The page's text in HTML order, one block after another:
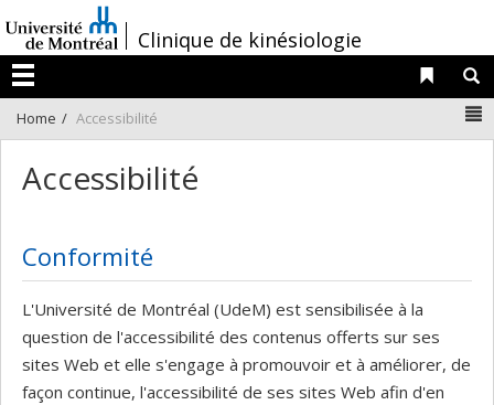
au
contenu
/
Clinique de kinésiologie
Menu
Liens
Home Accessibilité
Accessibilité
Conformité
L'Université de Montréal (UdeM) est sensibilisée à la
question de l'accessibilité des contenus offerts sur ses
sites Web et elle s'engage à promouvoir et à améliorer, de
façon continue, l'accessibilité de ses sites Web afin d'en